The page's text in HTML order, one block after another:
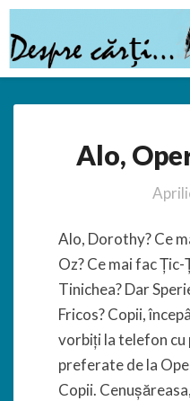
Alo,
Alo, Dorothy? Ce
Oz? Ce mai fac
Tinichea? Dar
Fricos? Copii,
vorbiți la telefon
preferate de la
Copii.